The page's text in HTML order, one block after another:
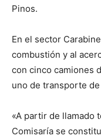
Pinos.
En el sector
combustión y al
con cinco camiones
uno de transporte
«A partir de llamado
Comisaría se